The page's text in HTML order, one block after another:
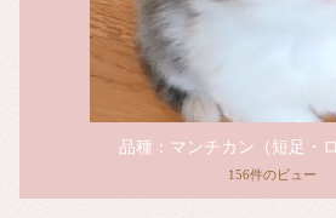
品種：マンチカン（短足・
156件のビュー